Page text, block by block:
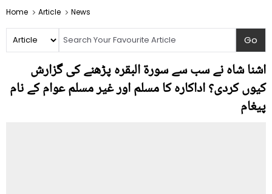
Home Article News
اشنا شاہ نے سب سے سورۃ البقرہ پڑھنے کی گزارش
کیوں کردی؟ اداکارہ کا مسلم اور غیر مسلم عوام کے نام
پیغام